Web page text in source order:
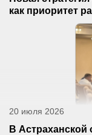
как приоритет
20 июля 2026
В Астраханской